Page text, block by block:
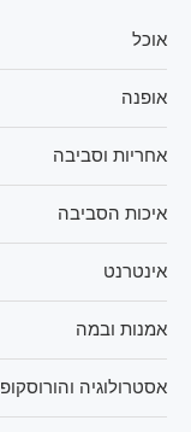
אוכל
אופנה
אחריות וסביבה
איכות הסביבה
אינטרנט
אמנות ובמה
אסטרולוגיה והורוסקופ